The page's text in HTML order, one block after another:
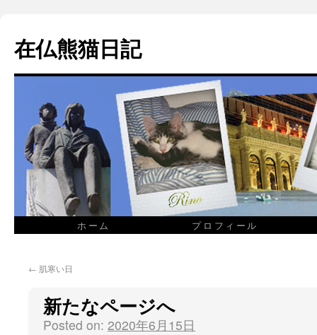
在仏熊猫日記
ホーム プロフィール
← 肌寒い日
新たなページへ
Posted on: 2020年6月15日